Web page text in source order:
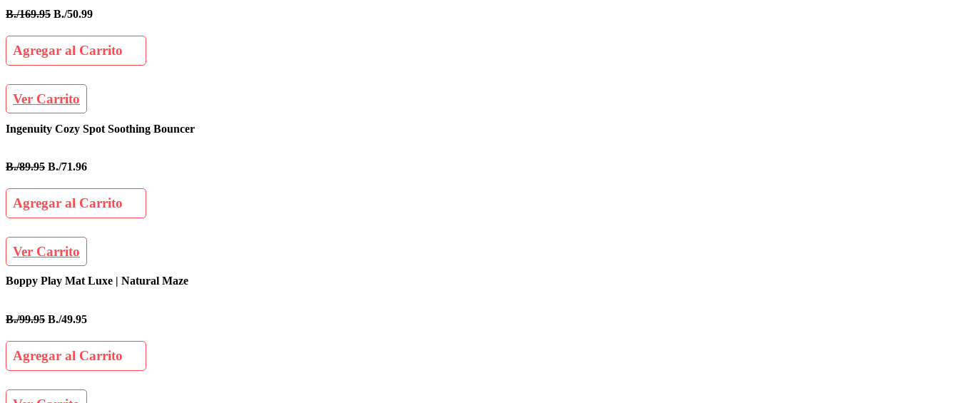
B./169.95 B./50.99
Agregar al Carrito
Ver Carrito
Ingenuity Cozy Spot Soothing Bouncer
B./89.95 B./71.96
Agregar al Carrito
Ver Carrito
Boppy Play Mat Luxe | Natural Maze
B./99.95 B./49.95
Agregar al Carrito